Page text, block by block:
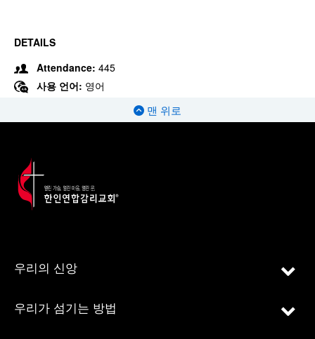
DETAILS
Attendance: 445
사용 언어: 영어
맨 위로
우리의 신앙
우리가 섬기는 방법